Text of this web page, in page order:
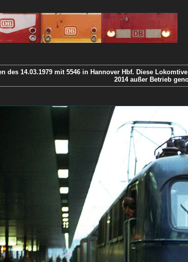
des 14.03.1979 mit 5546 in Hannover Hbf. Diese
2014 außer Betrieb